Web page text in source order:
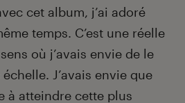
cet album, j’ai adoré
temps. C’est une réelle
où j’avais envie de le
J’avais envie que
à atteindre cette plus